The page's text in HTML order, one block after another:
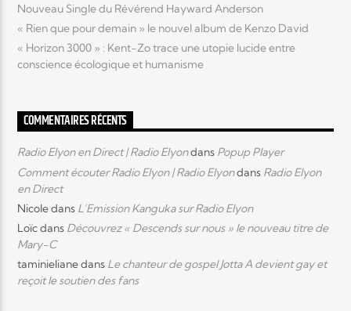
Nouveau Single du Révérend Hayward Anderson
« Rien que pour demain » le nouvel album de Kenzo David
« Horizon 3000 » : Kent-Zo trace une utopie lucide entre
conscience écologique et humanisme
COMMENTAIRES RÉCENTS
Radio Elyon en Direct | Radio Elyondans Popup Player
Comment écouter Radio Elyon | Radio Elyondans Radio Elyon
en Direct
Nicoledans L’Emission Kanguka sur Radio Elyon
Loïcdans Découvrez « Descends sur nous » le nouveau titre de
Mary-C
taminielianedans Le chanteur de gospel Jotta A devient gay et
reçoit le soutien des fans